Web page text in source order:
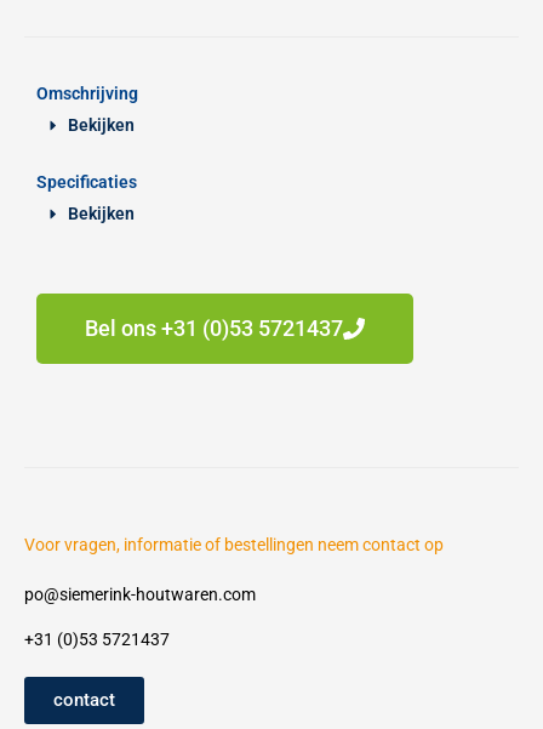
Omschrijving
Bekijken
Specificaties
Bekijken
Bel ons +31 (0)53 5721437
Voor vragen, informatie of bestellingen neem contact op
po@siemerink-houtwaren.com
+31 (0)53 5721437
contact